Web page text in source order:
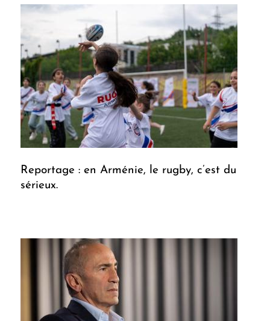
Reportage : en Arménie, le rugby, c’est du
sérieux.